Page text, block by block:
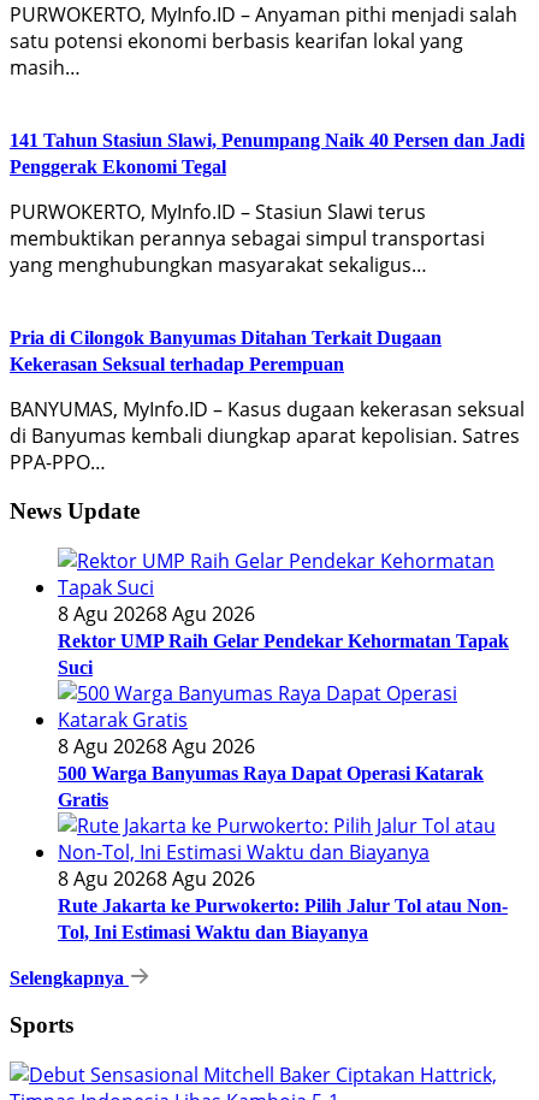
PURWOKERTO, MyInfo.ID – Anyaman pithi menjadi salah
satu potensi ekonomi berbasis kearifan lokal yang
masih…
141 Tahun Stasiun Slawi, Penumpang Naik 40 Persen dan Jadi
Penggerak Ekonomi Tegal
PURWOKERTO, MyInfo.ID – Stasiun Slawi terus
membuktikan perannya sebagai simpul transportasi
yang menghubungkan masyarakat sekaligus…
Pria di Cilongok Banyumas Ditahan Terkait Dugaan
Kekerasan Seksual terhadap Perempuan
BANYUMAS, MyInfo.ID – Kasus dugaan kekerasan seksual
di Banyumas kembali diungkap aparat kepolisian. Satres
PPA-PPO…
News Update
8 Agu 20268 Agu 2026
Rektor UMP Raih Gelar Pendekar Kehormatan Tapak
Suci
8 Agu 20268 Agu 2026
500 Warga Banyumas Raya Dapat Operasi Katarak
Gratis
8 Agu 20268 Agu 2026
Rute Jakarta ke Purwokerto: Pilih Jalur Tol atau Non-
Tol, Ini Estimasi Waktu dan Biayanya
Selengkapnya
Sports